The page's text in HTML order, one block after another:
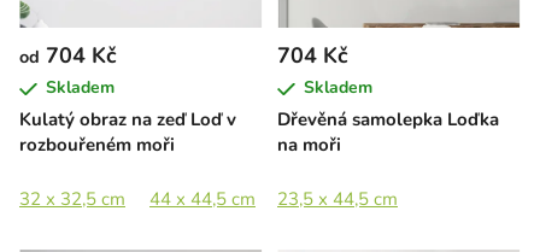
Kulatý obraz na zeď Loď v
rozbouřeném moři
od 704 Kč
Skladem
32 x 32,5 cm 44 x 44,5 cm 64 x 65 cm
Dřevěná samolepka Loďka
na moři
704 Kč
Skladem
23,5 x 44,5 cm